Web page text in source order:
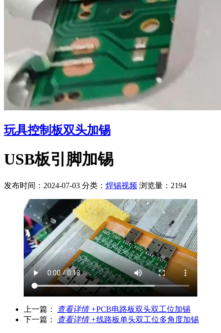
玩具控制板双头加锡
USB板引脚加锡
发布时间：2024-07-03 分类： 焊锡视频 浏览量：2194
上一篇： 查看详情 +PCB电路板双头双工位加锡
下一篇：
查看详情 +线路板单头双工位多角度加锡